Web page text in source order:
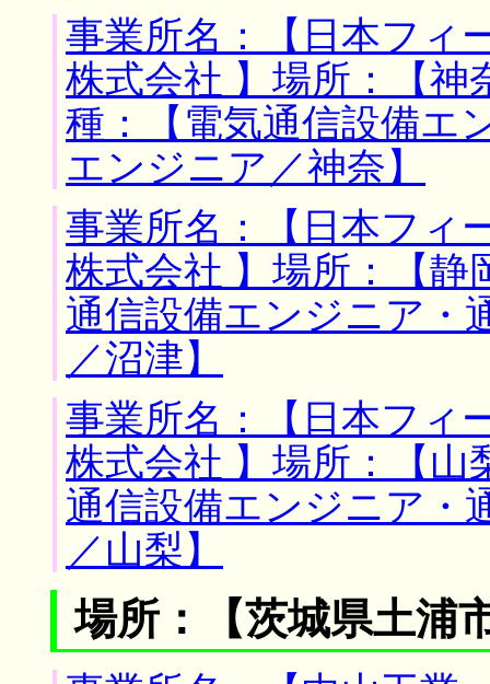
事業所名：【日本フ
株式会社 】場所：【神
種：【電気通信設備エ
エンジニア／神奈】
事業所名：【日本フ
株式会社 】場所：【静
通信設備エンジニア・
／沼津】
事業所名：【日本フ
株式会社 】場所：【山
通信設備エンジニア・
／山梨】
場所：【茨城県土浦